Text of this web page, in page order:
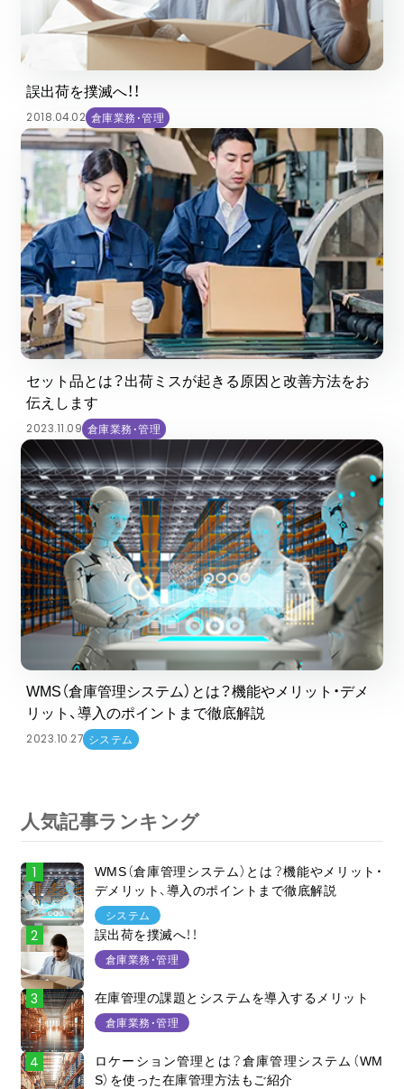
誤出荷を撲滅へ！！
2018.04.02 倉庫業務・管理
セット品とは？出荷ミスが起きる原因と改善方法をお
伝えします
2023.11.09 倉庫業務・管理
WMS（倉庫管理システム）とは？機能やメリット・デメ
リット、導入のポイントまで徹底解説
2023.10.27 システム
人気記事ランキング
WMS（倉庫管理システム）とは？機能やメリット・
デメリット、導入のポイントまで徹底解説
システム
誤出荷を撲滅へ！！
倉庫業務・管理
在庫管理の課題とシステムを導入するメリット
倉庫業務・管理
ロケーション管理とは？倉庫管理システム（WM
S）を使った在庫管理方法もご紹介